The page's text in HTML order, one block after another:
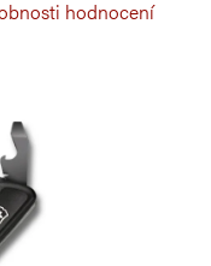
hodnocení